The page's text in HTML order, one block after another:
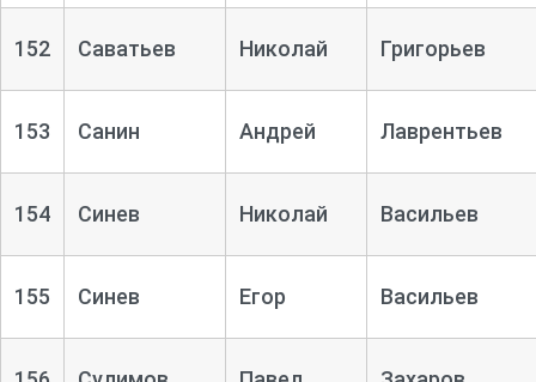
152 Саватьев Николай Григорьев
153 Санин Андрей Лаврентьев
154 Синев Николай Васильев
155 Синев Егор Васильев